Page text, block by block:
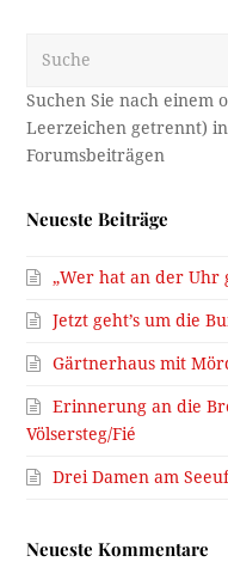
Neueste Beiträge
„Wer hat an der Uhr
Jetzt geht’s um die
Gärtnerhaus mit
Erinnerung an die
Völsersteg/Fié
Drei Damen am
Neueste Kommentare